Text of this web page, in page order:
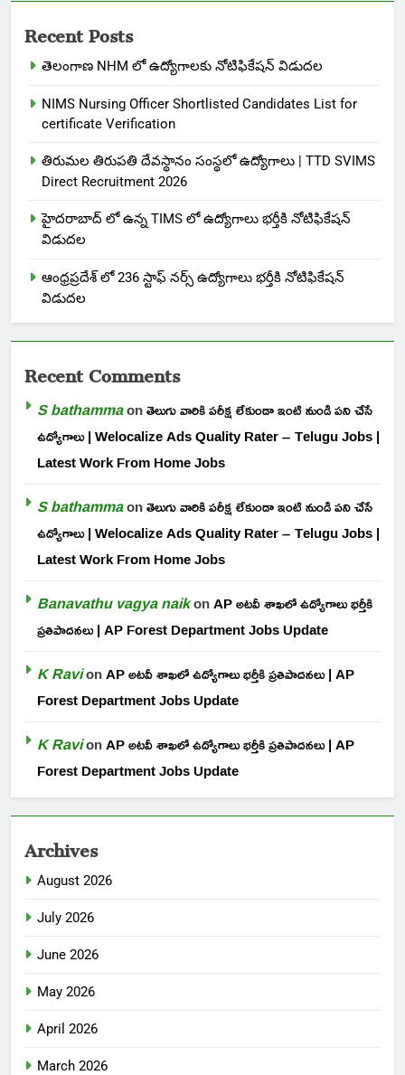
Recent Posts
తెలంగాణ NHM లో ఉద్యోగాలకు నోటిఫికేషన్ విడుదల
NIMS Nursing Officer Shortlisted Candidates List for
certificate Verification
తిరుమల తిరుపతి దేవస్థానం సంస్థలో ఉద్యోగాలు | TTD SVIMS
Direct Recruitment 2026
హైదరాబాద్ లో ఉన్న TIMS లో ఉద్యోగాలు భర్తీకి నోటిఫికేషన్
విడుదల
ఆంధ్రప్రదేశ్ లో 236 స్టాఫ్ నర్స్ ఉద్యోగాలు భర్తీకి నోటిఫికేషన్
విడుదల
Recent Comments
S bathammaonతెలుగు వారికి పరీక్ష లేకుండా ఇంటి నుండి పని చేసే
ఉద్యోగాలు | Welocalize Ads Quality Rater – Telugu Jobs |
Latest Work From Home Jobs
S bathammaonతెలుగు వారికి పరీక్ష లేకుండా ఇంటి నుండి పని చేసే
ఉద్యోగాలు | Welocalize Ads Quality Rater – Telugu Jobs |
Latest Work From Home Jobs
Banavathu vagya naikonAP అటవీ శాఖలో ఉద్యోగాలు భర్తీకి
ప్రతిపాదనలు | AP Forest Department Jobs Update
K RavionAP అటవీ శాఖలో ఉద్యోగాలు భర్తీకి ప్రతిపాదనలు | AP
Forest Department Jobs Update
K RavionAP అటవీ శాఖలో ఉద్యోగాలు భర్తీకి ప్రతిపాదనలు | AP
Forest Department Jobs Update
Archives
August 2026
July 2026
June 2026
May 2026
April 2026
March 2026